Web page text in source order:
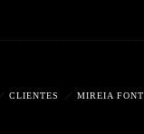
CLIENTES MIREIA FONT